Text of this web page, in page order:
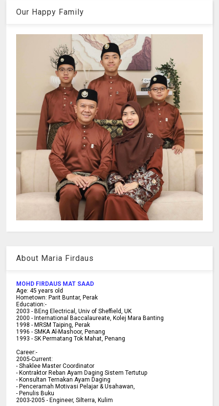
Our Happy Family
About Maria Firdaus
MOHD FIRDAUS MAT SAAD
Age: 45 years old
Hometown: Parit Buntar, Perak
Education:-
2003 -BEng Electrical, Univ of Sheffield, UK
2000 -International Baccalaureate, Kolej Mara Banting
1998 -MRSM Taiping, Perak
1996 - SMKA Al-Mashoor, Penang
1993 - SK Permatang Tok Mahat, Penang
Career:-
2005-Current:
- Shaklee Master Coordinator
- Kontraktor Reban Ayam Daging Sistem Tertutup
- Konsultan Ternakan Ayam Daging
- Penceramah Motivasi Pelajar & Usahawan,
- Penulis Buku
2003-2005 -Engineer, Silterra, Kulim